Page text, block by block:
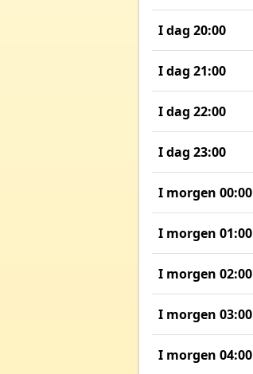
I dag 20:00
I dag 21:00
I dag 22:00
I dag 23:00
I morgen 00:00
I morgen 01:00
I morgen 02:00
I morgen 03:00
I morgen 04:00